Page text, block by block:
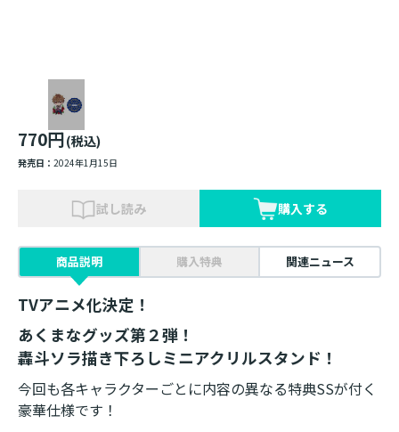
770円(税込)
発売日： 2024年1月15日
試し読み 購入する
商品説明 購入特典 関連ニュース
TVアニメ化決定！
あくまなグッズ第２弾！
轟斗ソラ描き下ろしミニアクリルスタンド！
今回も各キャラクターごとに内容の異なる特典SSが付く
豪華仕様です！